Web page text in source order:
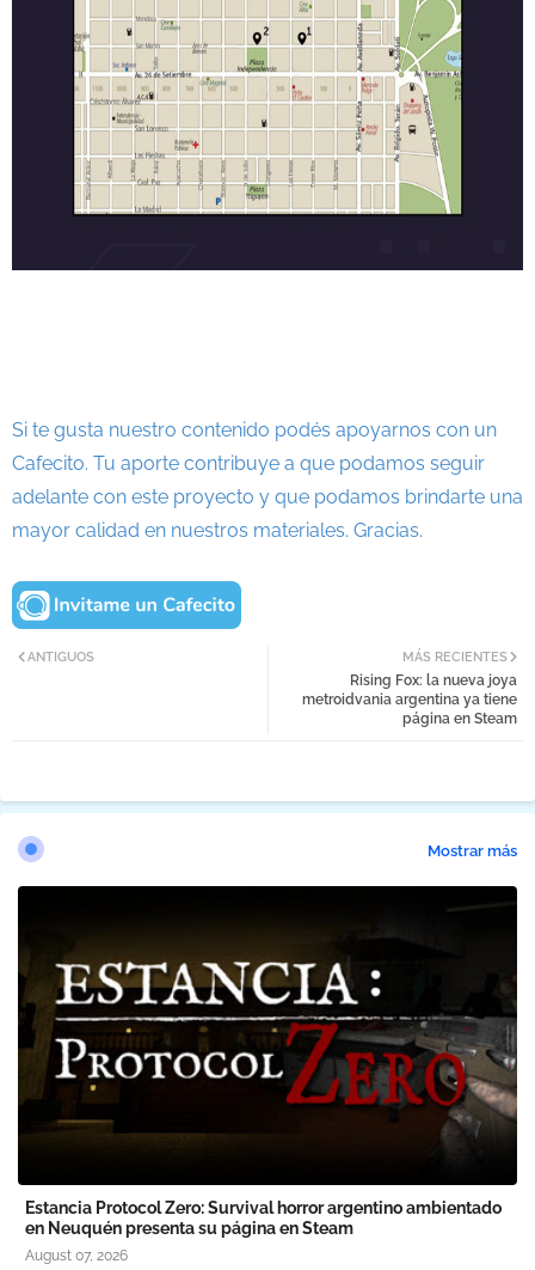
Si te gusta nuestro contenido podés apoyarnos con un
Cafecito. Tu aporte contribuye a que podamos seguir
adelante con este proyecto y que podamos brindarte una
mayor calidad en nuestros materiales. Gracias.
MÁS RECIENTES
Rising Fox: la nueva joya
metroidvania argentina ya tiene
página en Steam
ANTIGUOS
Mostrar más
Estancia Protocol Zero: Survival horror argentino ambientado
en Neuquén presenta su página en Steam
August 07, 2026